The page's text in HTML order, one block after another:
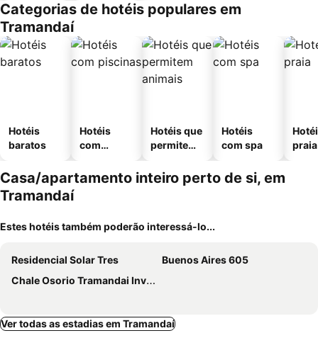
Categorias de hotéis populares em
Tramandaí
Hotéis
baratos
Hotéis
com
Hotéis que
permitem
Hotéis
com spa
praia
Casa/apartamento inteiro perto de si, em
Tramandaí
Estes hotéis também poderão interessá-lo...
Residencial Solar Tres
Buenos Aires 605
Chale Osorio Tramandai Inverno Verao
Ver todas as estadias em Tramandaí